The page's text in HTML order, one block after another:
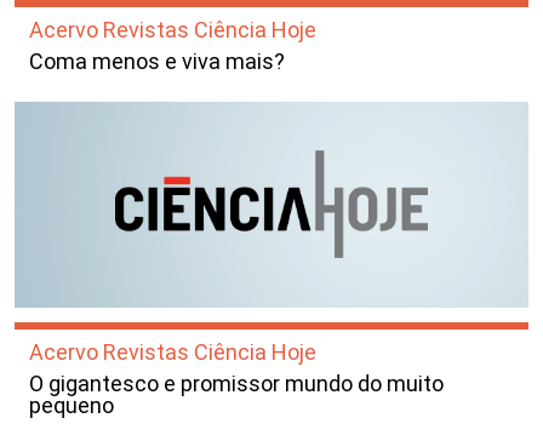
Acervo Revistas Ciência Hoje
Coma menos e viva mais?
Acervo Revistas Ciência Hoje
O gigantesco e promissor mundo do muito
pequeno